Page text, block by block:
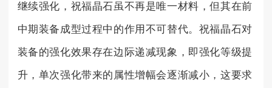
继续强化，祝福晶石虽不再是唯一材料，但其在前
中期装备成型过程中的作用不可替代。祝福晶石对
装备的强化效果存在边际递减现象，即强化等级提
升，单次强化带来的属性增幅会逐渐减小，这要求